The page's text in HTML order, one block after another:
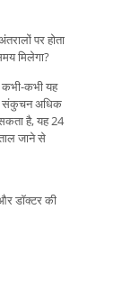
पर होता
मिलेगा?
कभी-कभी यह
संकुचन अधिक
है, यह 24
जाने से
डॉक्टर की